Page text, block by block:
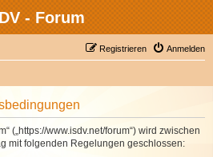
- Forum
Anmelden
Registrieren
(„https://www.isdv.net/forum“) wird zwischen
mit folgenden Regelungen geschlossen: